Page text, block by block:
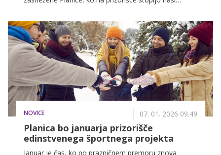
uteleša projekt Skupaj do Cortine, ki naše olimpijce
spremlja na poti do zimskih olimpijskih iger v Cortini.
NOVICE 07. 01. 2026 09.49
Planica bo januarja prizorišče
edinstvenega športnega projekta
Januar je čas, ko po prazničnem premoru znova